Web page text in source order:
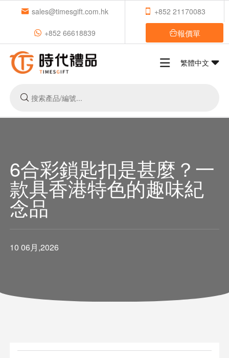
sales@timesgift.com.hk +852 21170083
+852 66618839 報價單
繁體中文
6合彩鎖匙扣是甚麼？一
款具香港特色的趣味紀
念品
10 06月,2026